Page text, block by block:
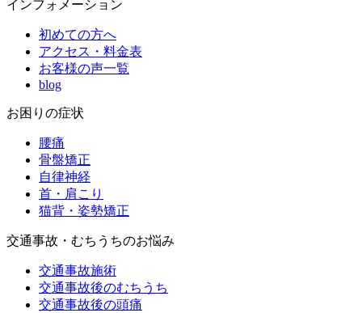
インフォメーション
初めての方へ
アクセス・料金表
お客様の声一覧
blog
お困りの症状
腰痛
骨盤矯正
自律神経
首・肩こり
猫背・姿勢矯正
交通事故・むちうちのお悩み
交通事故施術
交通事故後のむちうち
交通事故後の頭痛